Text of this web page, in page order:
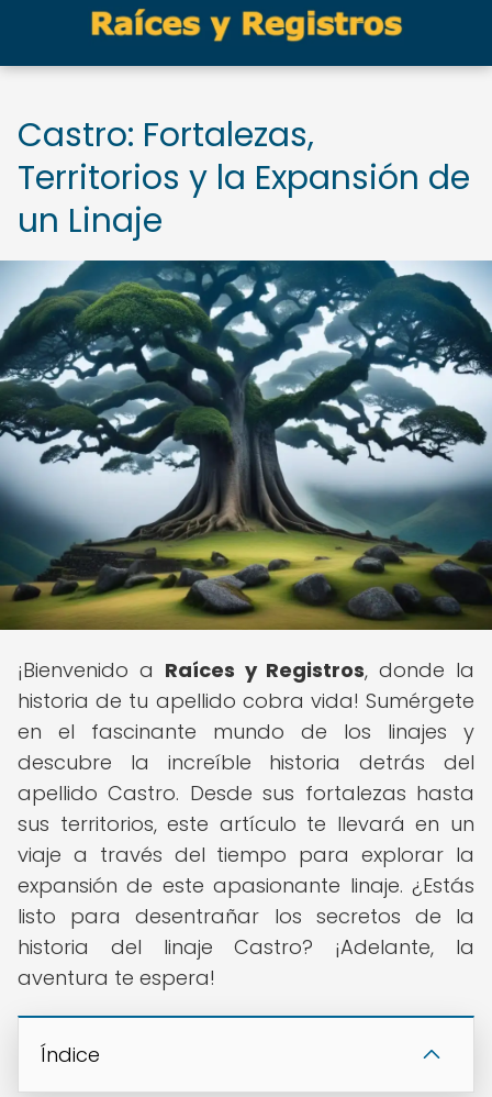
Castro: Fortalezas,
Territorios y la Expansión de
un Linaje
¡Bienvenido a Raíces y Registros, donde la
historia de tu apellido cobra vida! Sumérgete
en el fascinante mundo de los linajes y
descubre la increíble historia detrás del
apellido Castro. Desde sus fortalezas hasta
sus territorios, este artículo te llevará en un
viaje a través del tiempo para explorar la
expansión de este apasionante linaje. ¿Estás
listo para desentrañar los secretos de la
historia del linaje Castro? ¡Adelante, la
aventura te espera!
Índice